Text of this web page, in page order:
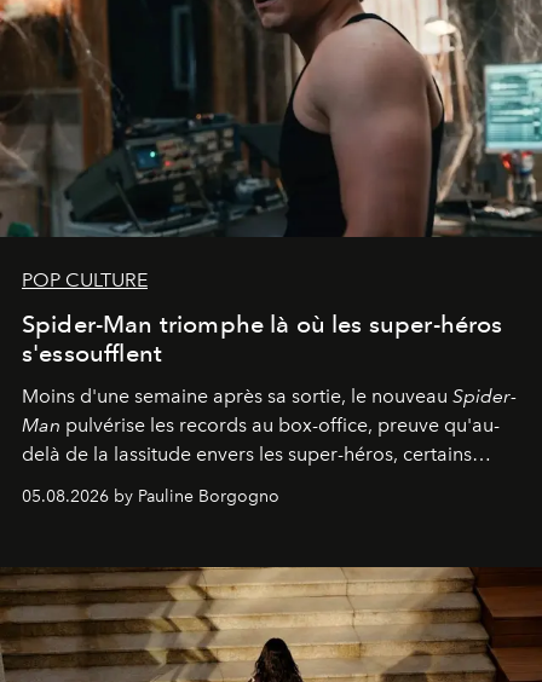
POP CULTURE
Spider-Man triomphe là où les super-héros
s'essoufflent
Moins d'une semaine après sa sortie, le nouveau Spider-
Man pulvérise les records au box-office, preuve qu'au-
delà de la lassitude envers les super-héros, certains
personnages continuent de susciter une ferveur intacte.
05.08.2026 by Pauline Borgogno